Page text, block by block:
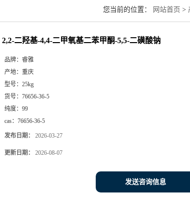
您当前的位置： 网站首页 >
2,2-二羟基-4,4-二甲氧基二苯甲酮-5,5-二磺酸钠
品牌： 睿雅
产地： 重庆
型号： 25kg
货号： 76656-36-5
纯度： 99
cas： 76656-36-5
发布日期： 2026-03-27
更新日期： 2026-08-07
发送咨询信息